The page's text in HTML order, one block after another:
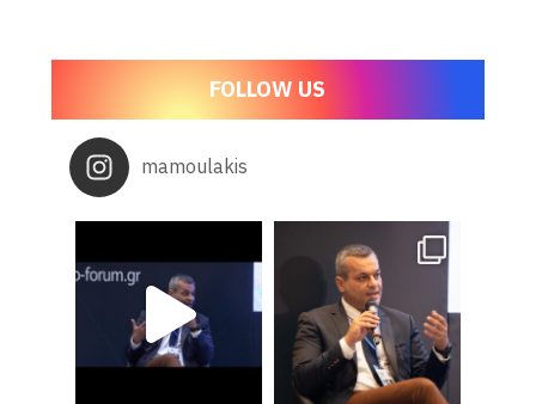
mamoulakis
FOLLOW US